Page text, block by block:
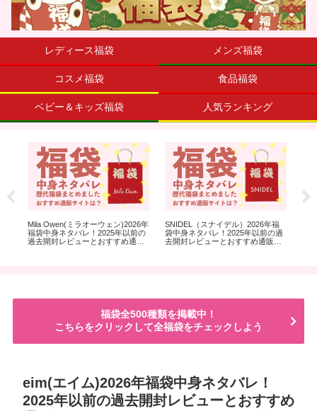
レディース福袋 メンズ福袋
コスメ福袋 食品福袋
ベビー＆キッズ福袋 人気ランキング
Mila Owen(ミラオーウェン)2026年
福袋中身ネタバレ！2025年以前の
過去開封レビューとおすすめ通販
SNIDEL（スナイデル）2026年福
袋中身ネタバレ！2025年以前の過
去開封レビューとおすすめ通販サ
福袋全500種類を掲載中！
こちらをクリックして全福袋をチェックしよう
eim(エイム)2026年福袋中身ネタバレ！
2025年以前の過去開封レビューとおすすめ